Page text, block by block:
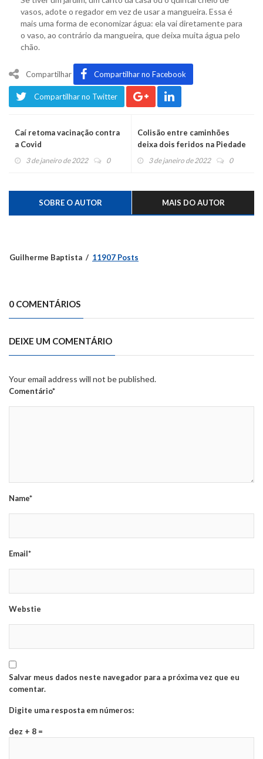
vasos, adote o regador em vez de usar a mangueira. Essa é
mais uma forma de economizar água: ela vai diretamente para
o vaso, ao contrário da mangueira, que deixa muita água pelo
chão.
Compartilhar Compartilhar no Facebook
Compartilhar no Twitter
Caí retoma vacinação contra
a Covid
3 de janeiro de 2022 0
Colisão entre caminhões
deixa dois feridos na Piedade
3 de janeiro de 2022 0
SOBRE O AUTOR MAIS DO AUTOR
Guilherme Baptista 11907 Posts
0 COMENTÁRIOS
DEIXE UM COMENTÁRIO
Your email address will not be published.
Comentário*
Name*
Email*
Webstie
Salvar meus dados neste navegador para a próxima vez que eu
comentar.
Digite uma resposta em números:
dez + 8 =